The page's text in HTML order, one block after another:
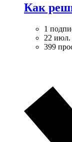
Как
1
22 июл.
399